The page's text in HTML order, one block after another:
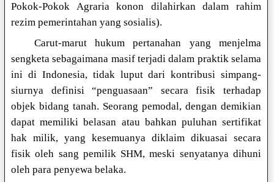
Pokok-Pokok Agraria konon dilahirkan dalam rahim
rezim pemerintahan yang sosialis).
Carut-marut hukum pertanahan yang menjelma
sengketa sebagaimana masif terjadi dalam praktik selama
ini di Indonesia, tidak luput dari kontribusi simpang-
siurnya definisi “penguasaan” secara fisik terhadap
objek bidang tanah. Seorang pemodal, dengan demikian
dapat memiliki belasan atau bahkan puluhan sertifikat
hak milik, yang kesemuanya diklaim dikuasai secara
fisik oleh sang pemilik SHM, meski senyatanya dihuni
oleh para penyewa belaka.